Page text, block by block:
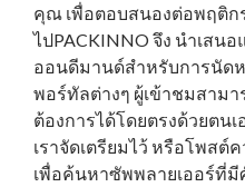
คุณ เพื่อตอบสนองต่อพฤติก
ไปPACKINNOจึง นำเสน
ออนดีมานด์สำหรับการนัด
พอร์ทัลต่างๆ ผู้เข้าชมสาม
ต้องการได้โดยตรงด้วยตน
เราจัดเตรียมไว้ หรือโพส
เพื่อค้นหาซัพพลายเออร์ที่มี